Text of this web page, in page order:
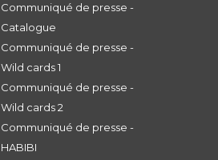
Communiqué de presse -
Catalogue
Communiqué de presse -
Wild cards 1
Communiqué de presse -
Wild cards 2
Communiqué de presse -
HABIBI